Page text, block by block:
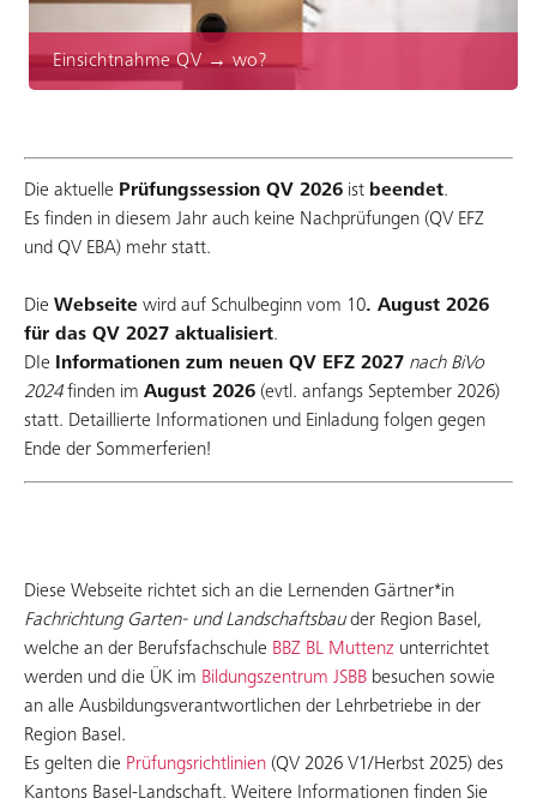
Einsichtnahme QV → wo?
Die aktuelle Prüfungssession QV 2026 ist beendet.
Es finden in diesem Jahr auch keine Nachprüfungen (QV EFZ
und QV EBA) mehr statt.
Die Webseite wird auf Schulbeginn vom 10. August 2026
für das QV 2027 aktualisiert.
DIe
Informationen zum neuen QV EFZ 2027 nach BiVo
2024finden im August 2026 (evtl. anfangs September 2026)
statt. Detaillierte Informationen und Einladung folgen gegen
Ende der Sommerferien!
Diese Webseite richtet sich an die Lernenden Gärtner*in
Fachrichtung Garten- und Landschaftsbauder Region Basel,
welche an der Berufsfachschule BBZ BL Muttenz unterrichtet
werden und die ÜK im Bildungszentrum JSBB besuchen sowie
an alle Ausbildungsverantwortlichen der Lehrbetriebe in der
Region Basel.
Es gelten die Prüfungsrichtlinien (QV 2026 V1/Herbst 2025) des
Kantons Basel-Landschaft. Weitere Informationen finden Sie